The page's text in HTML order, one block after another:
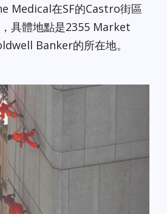
Medical在SF的Castro街區
具體地點是2355 Market
Banker的所在地。